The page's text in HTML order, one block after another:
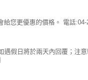
您更優惠的價格。 電話:04-
遇假日將於兩天內回覆；注